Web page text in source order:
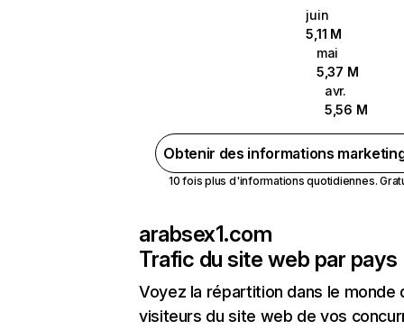
juin
5,11 M
mai
5,37 M
avr.
5,56 M
Obtenir des informations
10 fois plus d'informations quotidiennes.
arabsex1.com
Trafic du site web par pays
Voyez la répartition dans le monde
visiteurs du site web de vos